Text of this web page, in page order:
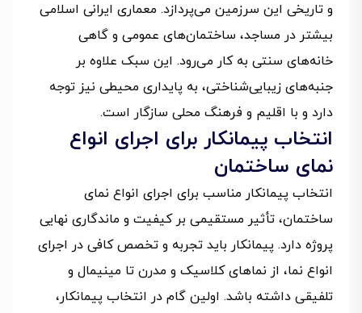
و تاریخی این سرزمین می‌پردازد. معماری ایرانی اسلامی
بیشتر در مساجد، ساختمان‌های عمومی و گاهی
خانه‌های سنتی به کار می‌رود. این سبک علاوه بر
جنبه‌های زیبایی‌شناختی، به پایداری محیطی نیز توجه
دارد و با اقلیم و فرهنگ محلی سازگار است.
انتخاب پیمانکار برای اجرای انواع
نمای ساختمان
انتخاب پیمانکار مناسب برای اجرای انواع نمای
ساختمان، تأثیر مستقیمی بر کیفیت و ماندگاری نهایی
پروژه دارد. پیمانکار باید تجربه و تخصص کافی در اجرای
انواع نما، از نماهای کلاسیک و مدرن تا مینیمال و
تلفیقی داشته باشد. اولین گام در انتخاب پیمانکار،